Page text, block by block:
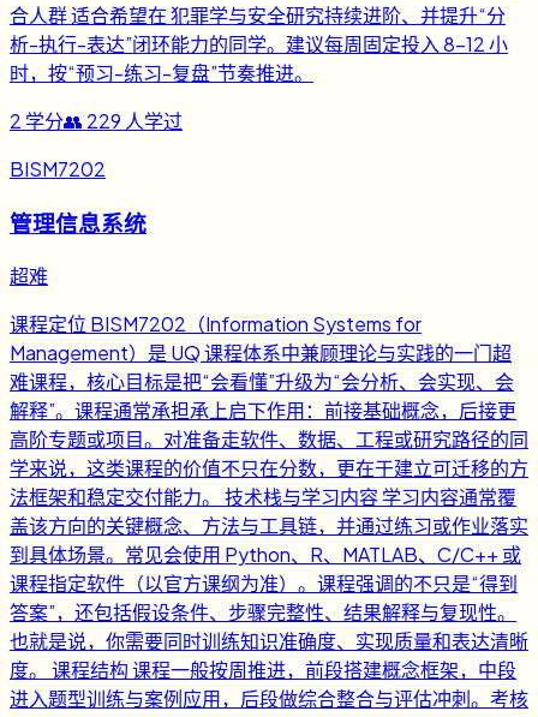
合人群 适合希望在 犯罪学与安全研究持续进阶、并提升“分
析-执行-表达”闭环能力的同学。建议每周固定投入 8-12 小
时，按“预习-练习-复盘”节奏推进。
2 学分👥 229 人学过
BISM7202
管理信息系统
超难
课程定位 BISM7202（Information Systems for
Management）是 UQ 课程体系中兼顾理论与实践的一门超
难课程，核心目标是把“会看懂”升级为“会分析、会实现、会
解释”。课程通常承担承上启下作用：前接基础概念，后接更
高阶专题或项目。对准备走软件、数据、工程或研究路径的同
学来说，这类课程的价值不只在分数，更在于建立可迁移的方
法框架和稳定交付能力。 技术栈与学习内容 学习内容通常覆
盖该方向的关键概念、方法与工具链，并通过练习或作业落实
到具体场景。常见会使用 Python、R、MATLAB、C/C++ 或
课程指定软件（以官方课纲为准）。课程强调的不只是“得到
答案”，还包括假设条件、步骤完整性、结果解释与复现性。
也就是说，你需要同时训练知识准确度、实现质量和表达清晰
度。 课程结构 课程一般按周推进，前段搭建概念框架，中段
进入题型训练与案例应用，后段做综合整合与评估冲刺。考核